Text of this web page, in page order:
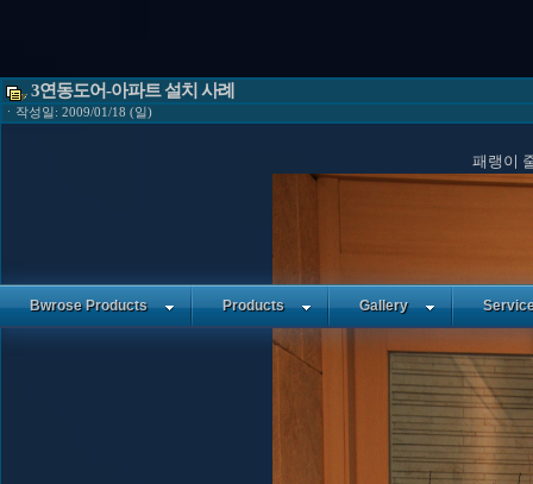
Bwrose Products Products Gallery
3연동도어-아파트 설치 사례
ㆍ작성일: 2009/01/18 (일)
패랭이